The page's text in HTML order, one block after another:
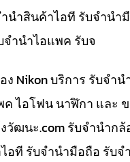
นำสินค้าไอที รับจำนำ
ำนำไอแพค รับจ
ง Nikon บริการ รับจำ
ไอโฟน นาฬิกา และ
วัฒนะ.com รับจำนำกล้
อที รับจำนำมือถือ รับจ